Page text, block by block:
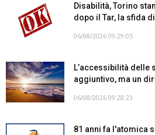
Disabilità, Torino
dopo il Tar, la sfida
06/08/2026 09:29:05
L’accessibilità delle
aggiuntivo, ma un
06/08/2026 09:28:23
81 anni fa l'atomica